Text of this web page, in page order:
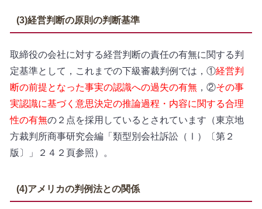
(3)経営判断の原則の判断基準
取締役の会社に対する経営判断の責任の有無に関する判
定基準として，これまでの下級審裁判例では，①経営判
断の前提となった事実の認識への過失の有無，②その事
実認識に基づく意思決定の推論過程・内容に関する合理
性の有無の２点を採用しているとされています（東京地
方裁判所商事研究会編「類型別会社訴訟（Ⅰ）〔第２
版〕」２４２頁参照）。
(4)アメリカの判例法との関係